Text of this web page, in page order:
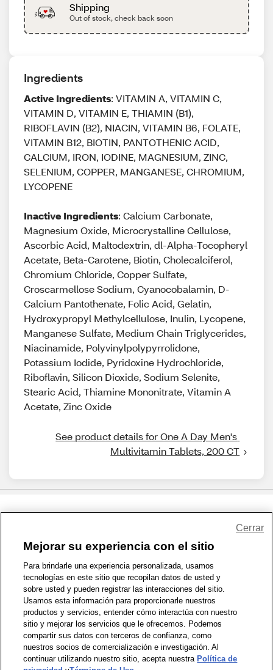
Shipping
Out of stock, check back soon
Ingredients
Active Ingredients: VITAMIN A, VITAMIN C,
VITAMIN D, VITAMIN E, THIAMIN (B1),
RIBOFLAVIN (B2), NIACIN, VITAMIN B6, FOLATE,
VITAMIN B12, BIOTIN, PANTOTHENIC ACID,
CALCIUM, IRON, IODINE, MAGNESIUM, ZINC,
SELENIUM, COPPER, MANGANESE, CHROMIUM,
LYCOPENE
Inactive Ingredients: Calcium Carbonate,
Magnesium Oxide, Microcrystalline Cellulose,
Ascorbic Acid, Maltodextrin, dl-Alpha-Tocopheryl
Acetate, Beta-Carotene, Biotin, Cholecalciferol,
Chromium Chloride, Copper Sulfate,
Croscarmellose Sodium, Cyanocobalamin, D-
Calcium Pantothenate, Folic Acid, Gelatin,
Hydroxypropyl Methylcellulose, Inulin, Lycopene,
Manganese Sulfate, Medium Chain Triglycerides,
Niacinamide, Polyvinylpolypyrrolidone,
Potassium Iodide, Pyridoxine Hydrochloride,
Riboflavin, Silicon Dioxide, Sodium Selenite,
Stearic Acid, Thiamine Mononitrate, Vitamin A
Acetate, Zinc Oxide
See product details for One A Day Men's
Multivitamin Tablets, 200 CT
1-800-679-9691 | Contáctenos | Términos de Uso | Accesibilidad
Política de Privacidad | WA Privacy Policy | Mapa del sitio
Zona de Bienestar | © 1999 - 2026 CVS.com
Mejorar su experiencia con el sitio
Para brindarle una experiencia personalizada, usamos
tecnologías en este sitio que recopilan datos de usted y
sobre usted y pueden registrar las interacciones del sitio.
Usamos esta información para proporcionarle nuestros
productos y servicios, entender cómo interactúa con nuestro
sitio y mejorar los servicios que le ofrecemos. Podemos
compartir sus datos con terceros de confianza, como
nuestros socios de comercialización e investigación. Al
continuar utilizando nuestro sitio, acepta nuestra Política de
Cerrar